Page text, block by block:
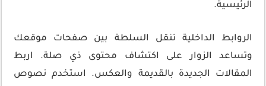
الرئيسية.
الروابط الداخلية تنقل السلطة بين صفحات موقعك
وتساعد الزوار على اكتشاف محتوى ذي صلة. اربط
المقالات الجديدة بالقديمة والعكس. استخدم نصوص